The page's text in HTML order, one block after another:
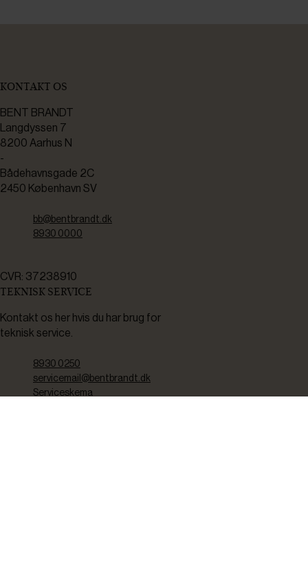
KONTAKT OS
BENT BRANDT
Langdyssen 7
8200 Aarhus N
-
Bådehavnsgade 2C
2450 København SV
bb@bentbrandt.dk
8930 0000
CVR: 37238910
TEKNISK SERVICE
Kontakt os her hvis du har brug for
teknisk service.
8930 0250
servicemail@bentbrandt.dk
Serviceskema